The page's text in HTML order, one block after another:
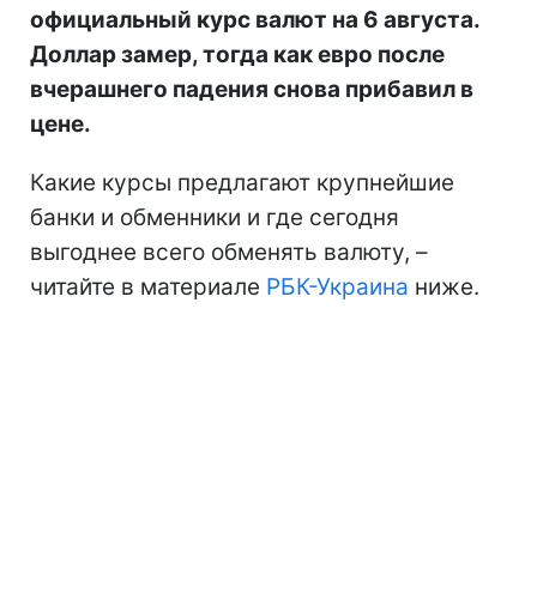
официальный курс валют на 6 августа.
Доллар замер, тогда как евро после
вчерашнего падения снова прибавил в
цене.
Какие курсы предлагают крупнейшие
банки и обменники и где сегодня
выгоднее всего обменять валюту, –
читайте в материале РБК-Украина ниже.